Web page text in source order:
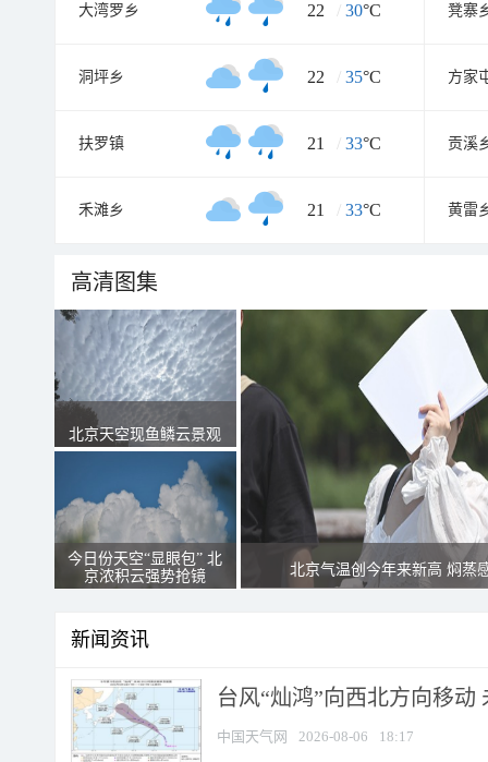
大湾罗乡 22 / 30°C 凳寨
洞坪乡 22 / 35°C 方家
扶罗镇 21 / 33°C 贡溪
禾滩乡 21 / 33°C 黄雷
高清图集
北京天空现鱼鳞云景观
今日份天空“显眼包” 北
京浓积云强势抢镜
北京气温创今年来新高 焖蒸
新闻资讯
台风“灿鸿”向西北方向移动
中国天气网 2026-08-06 18:17